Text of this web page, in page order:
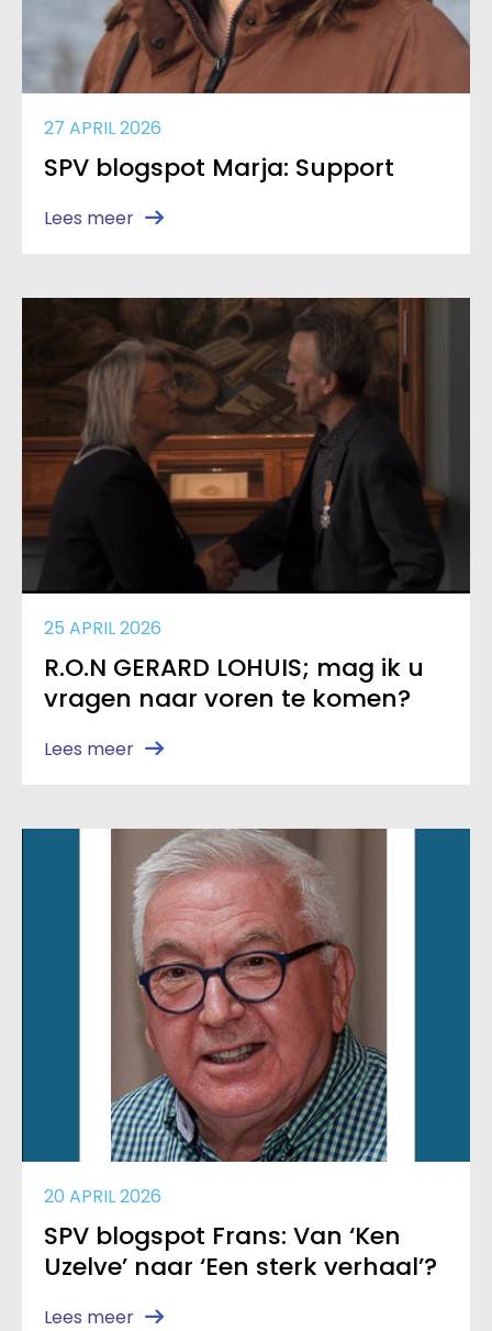
27 APRIL 2026
SPV blogspot Marja: Support
Lees meer
25 APRIL 2026
R.O.N GERARD LOHUIS; mag ik u
vragen naar voren te komen?
Lees meer
20 APRIL 2026
SPV blogspot Frans: Van ‘Ken
Uzelve’ naar ‘Een sterk verhaal’?
Lees meer